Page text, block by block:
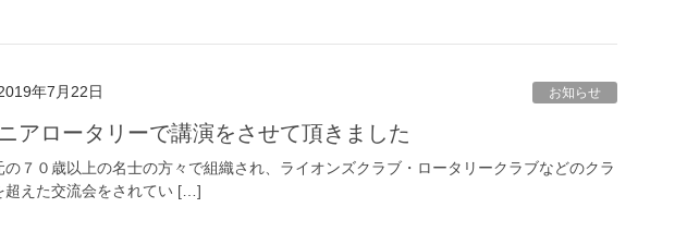
年7月22日 お知らせ
ニアロータリーで講演をさせて頂きました
の７０歳以上の名士の方々で組織され、ライオンズクラブ・ロータリークラブなどのクラ
超えた交流会をされてい […]